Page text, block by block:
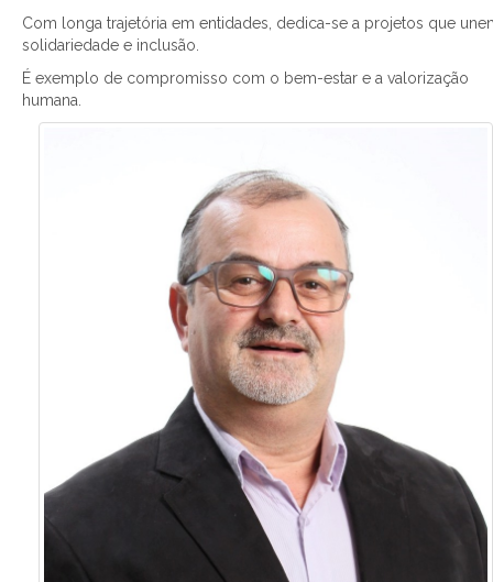
Com longa trajetória em entidades, dedica-se a projetos que
solidariedade e inclusão.
É exemplo de compromisso com o bem-estar e a valorização
humana.